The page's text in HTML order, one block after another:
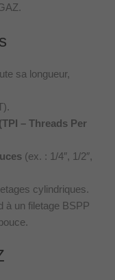
sa longueur,
– Threads Per
(ex. : 1/4″, 1/2″,
cylindriques.
à un filetage BSPP